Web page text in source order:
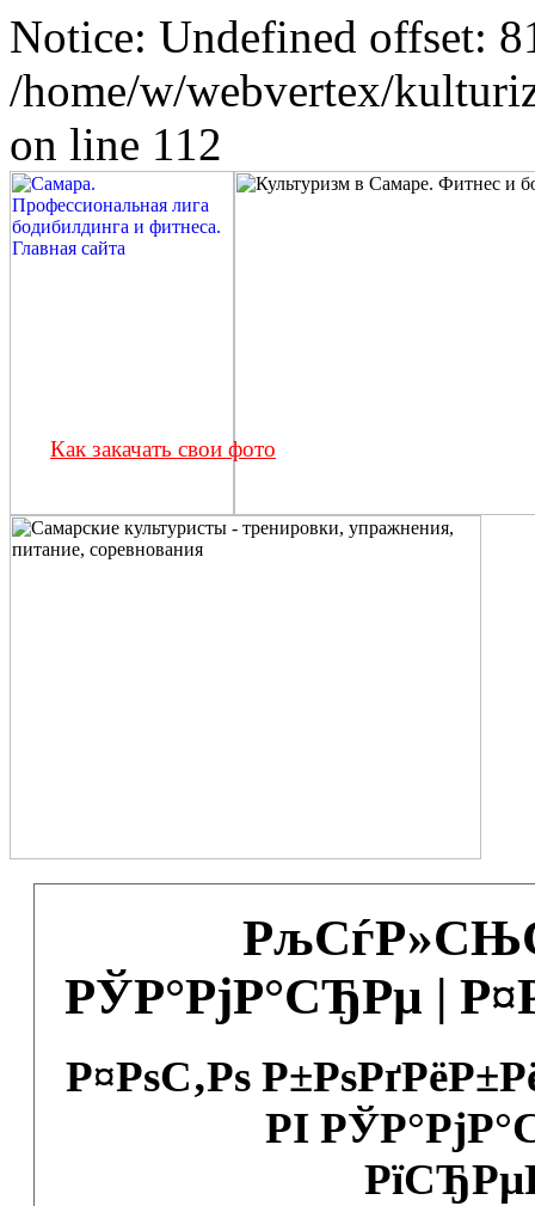
Notice: Undefined offset:
/home/w/webvertex/
on line 112
РЎР°РјР°СЂРµ |
Р¤РѕС‚Рѕ
РІ
Как закачать свои фото